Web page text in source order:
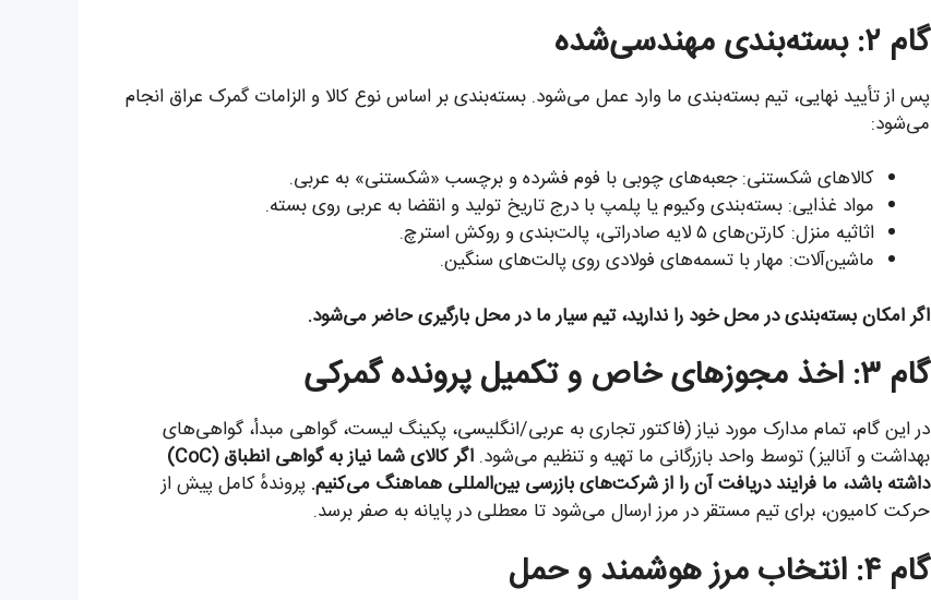
گام ۲: بسته‌بندی مهندسی‌شده
پس از تأیید نهایی، تیم بسته‌بندی ما وارد عمل می‌شود. بسته‌بندی بر اساس نوع کالا و الزامات گمرک عراق انجام
می‌شود:
کالاهای شکستنی: جعبه‌های چوبی با فوم فشرده و برچسب «شکستنی» به عربی.
مواد غذایی: بسته‌بندی وکیوم یا پلمپ با درج تاریخ تولید و انقضا به عربی روی بسته.
اثاثیه منزل: کارتن‌های ۵ لایه صادراتی، پالت‌بندی و روکش استرچ.
ماشین‌آلات: مهار با تسمه‌های فولادی روی پالت‌های سنگین.
اگر امکان بسته‌بندی در محل خود را ندارید، تیم سیار ما در محل بارگیری حاضر می‌شود.
گام ۳: اخذ مجوزهای خاص و تکمیل پرونده گمرکی
در این گام، تمام مدارک مورد نیاز (فاکتور تجاری به عربی/انگلیسی، پکینگ لیست، گواهی مبدأ، گواهی‌های
بهداشت و آنالیز) توسط واحد بازرگانی ما تهیه و تنظیم می‌شود.
اگر کالای شما نیاز به گواهی انطباق (CoC)
داشته باشد، ما فرایند دریافت آن را از شرکت‌های بازرسی بین‌المللی هماهنگ می‌کنیم. پروندهٔ کامل پیش از
حرکت کامیون، برای تیم مستقر در مرز ارسال می‌شود تا معطلی در پایانه به صفر برسد.
گام ۴: انتخاب مرز هوشمند و حمل